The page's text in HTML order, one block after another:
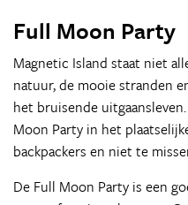
Full Moon Party
Magnetic Island staat niet
natuur, de mooie stranden
het bruisende
Moon Party in het
backpackers en niet te
De Full Moon Party is een